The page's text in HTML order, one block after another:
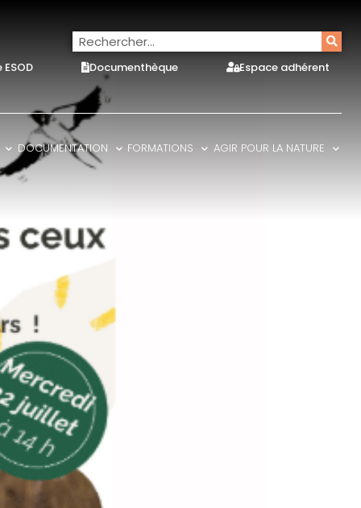
Documenthèque
Espace adhérent
DOCUMENTATION FORMATIONS AGIR POUR LA NATURE